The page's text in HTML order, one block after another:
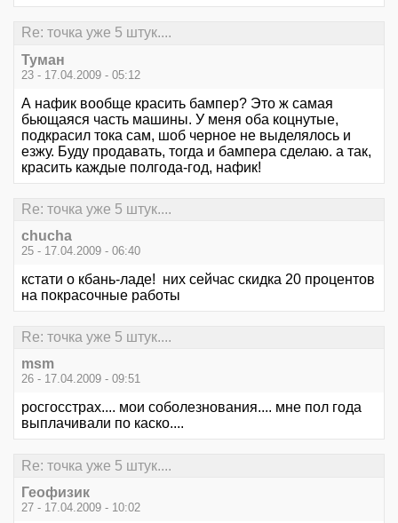
Re: точка уже 5 штук....
Туман
23 - 17.04.2009 - 05:12
А нафик вообще красить бампер? Это ж самая
бьющаяся часть машины. У меня оба коцнутые,
подкрасил тока сам, шоб черное не выделялось и
езжу. Буду продавать, тогда и бампера сделаю. а так,
красить каждые полгода-год, нафик!
Re: точка уже 5 штук....
chucha
25 - 17.04.2009 - 06:40
кстати о кбань-ладе! них сейчас скидка 20 процентов
на покрасочные работы
Re: точка уже 5 штук....
msm
26 - 17.04.2009 - 09:51
росгосстрах.... мои соболезнования.... мне пол года
выплачивали по каско....
Re: точка уже 5 штук....
Геофизик
27 - 17.04.2009 - 10:02